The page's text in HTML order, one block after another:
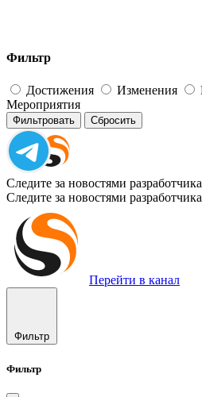
Фильтр
Достижения Изменения
Мероприятия
Фильтровать Сбросить
Следите за новостями
Следите за новостями
Перейти в канал
Фильтр
Фильтр